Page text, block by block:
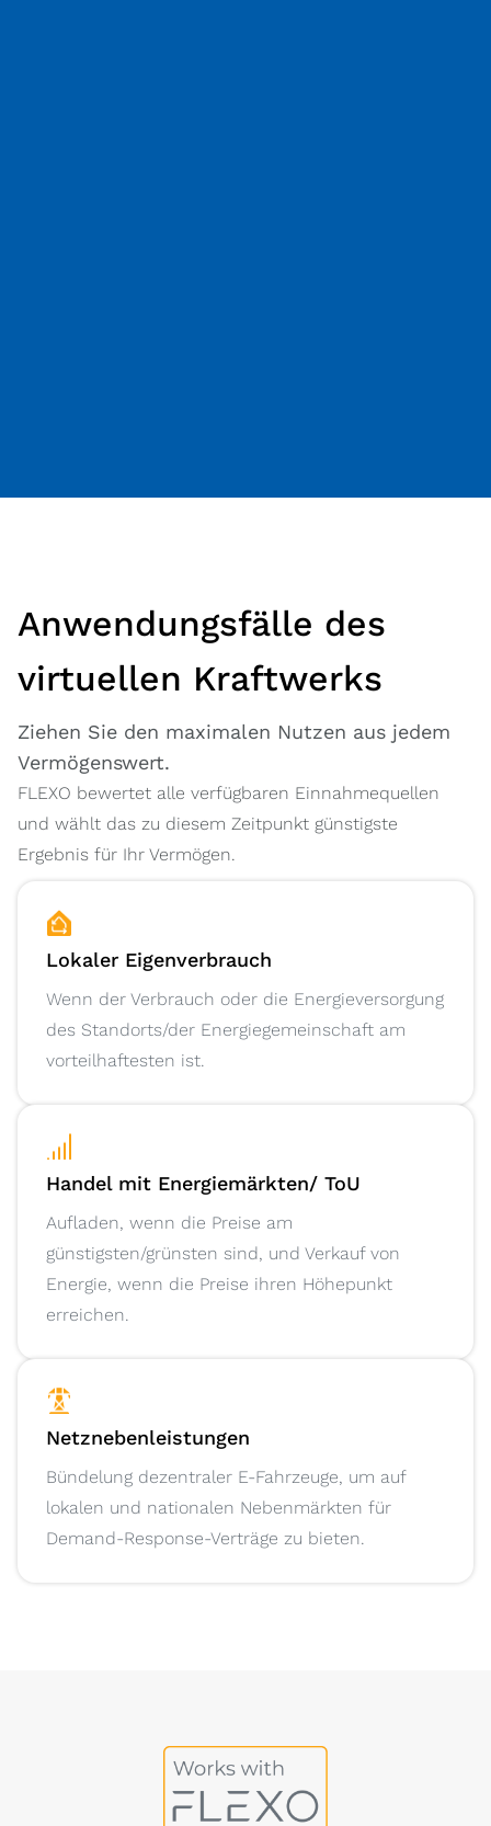
Anwendungsfälle des
virtuellen Kraftwerks
Ziehen Sie den maximalen Nutzen aus jedem
Vermögenswert.
FLEXO bewertet alle verfügbaren Einnahmequellen
und wählt das zu diesem Zeitpunkt günstigste
Ergebnis für Ihr Vermögen.
Lokaler Eigenverbrauch
Wenn der Verbrauch oder die Energieversorgung
des Standorts/der Energiegemeinschaft am
vorteilhaftesten ist.
Handel mit Energiemärkten/ ToU
Aufladen, wenn die Preise am
günstigsten/grünsten sind, und Verkauf von
Energie, wenn die Preise ihren Höhepunkt
erreichen.
Netznebenleistungen
Bündelung dezentraler E-Fahrzeuge, um auf
lokalen und nationalen Nebenmärkten für
Demand-Response-Verträge zu bieten.